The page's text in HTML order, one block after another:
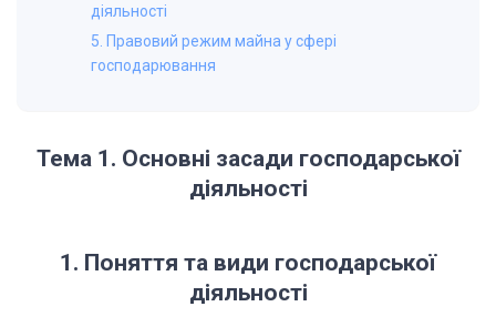
діяльності
5. Правовий режим майна у сфері
господарювання
Тема 1. Основні засади господарської
діяльності
1. Поняття та види господарської
діяльності